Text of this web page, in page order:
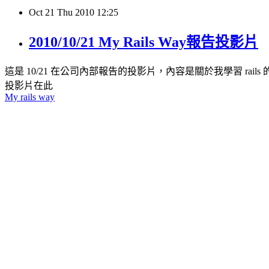
Oct 21 Thu 2010 12:25
2010/10/21 My Rails Way報告投影片
這是 10/21 在公司內部報告的投影片，內容是關於我學習 rails
投影片在此
My rails way